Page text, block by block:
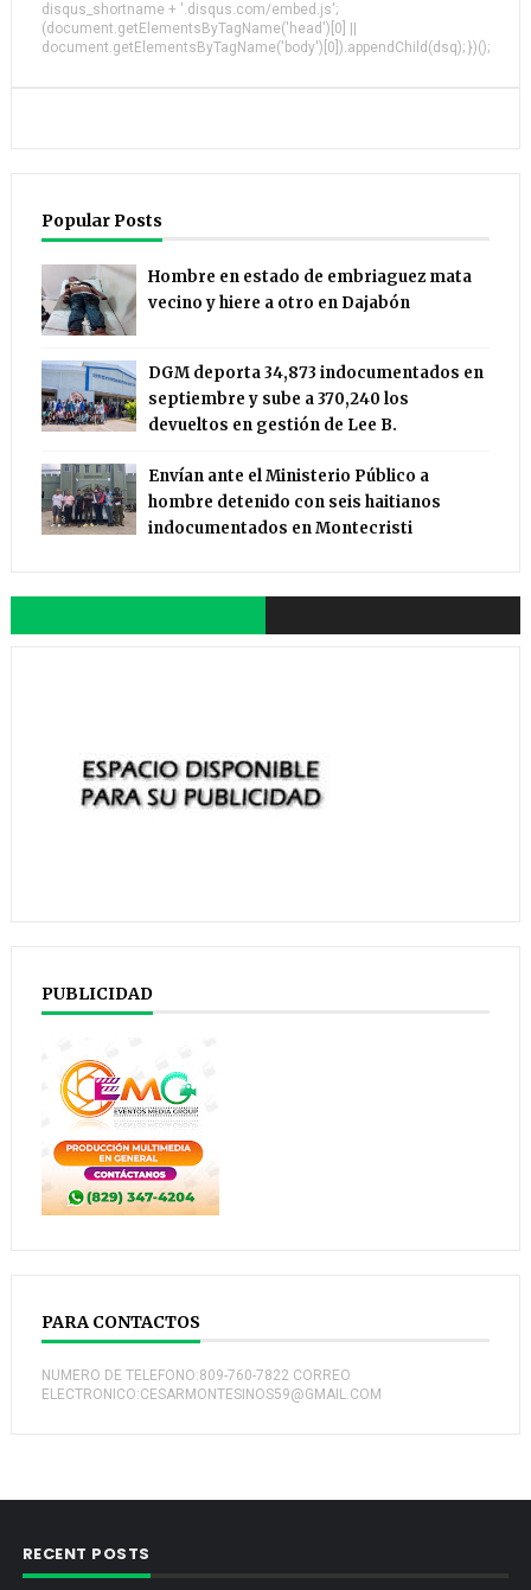
disqus_shortname + '.disqus.com/embed.js';
(document.getElementsByTagName('head')[0] ||
document.getElementsByTagName('body')[0]).appendChild(dsq); })();
Popular Posts
Hombre en estado de embriaguez mata
vecino y hiere a otro en Dajabón
DGM deporta 34,873 indocumentados en
septiembre y sube a 370,240 los
devueltos en gestión de Lee B.
Envían ante el Ministerio Público a
hombre detenido con seis haitianos
indocumentados en Montecristi
PUBLICIDAD
PARA CONTACTOS
NUMERO DE TELEFONO:809-760-7822 CORREO
ELECTRONICO:CESARMONTESINOS59@GMAIL.COM
RECENT POSTS